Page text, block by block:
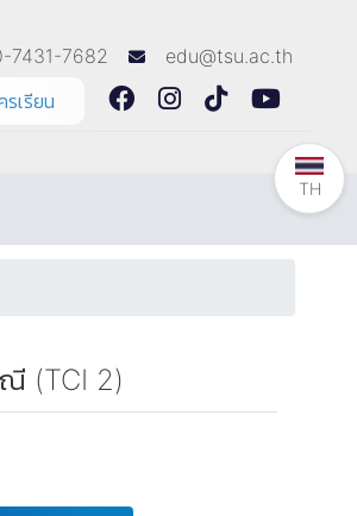
7431-7682
edu@tsu.ac.th
รเรียน
(TCI 2)
TH